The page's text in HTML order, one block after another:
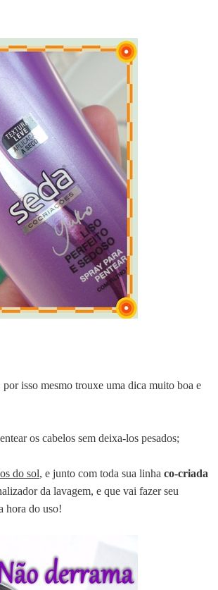
por isso mesmo trouxe uma dica muito boa e
os cabelos sem deixa-los pesados;
do sol, e junto com toda sua linha co-criada
da lavagem, e que vai fazer seu
hora do uso!